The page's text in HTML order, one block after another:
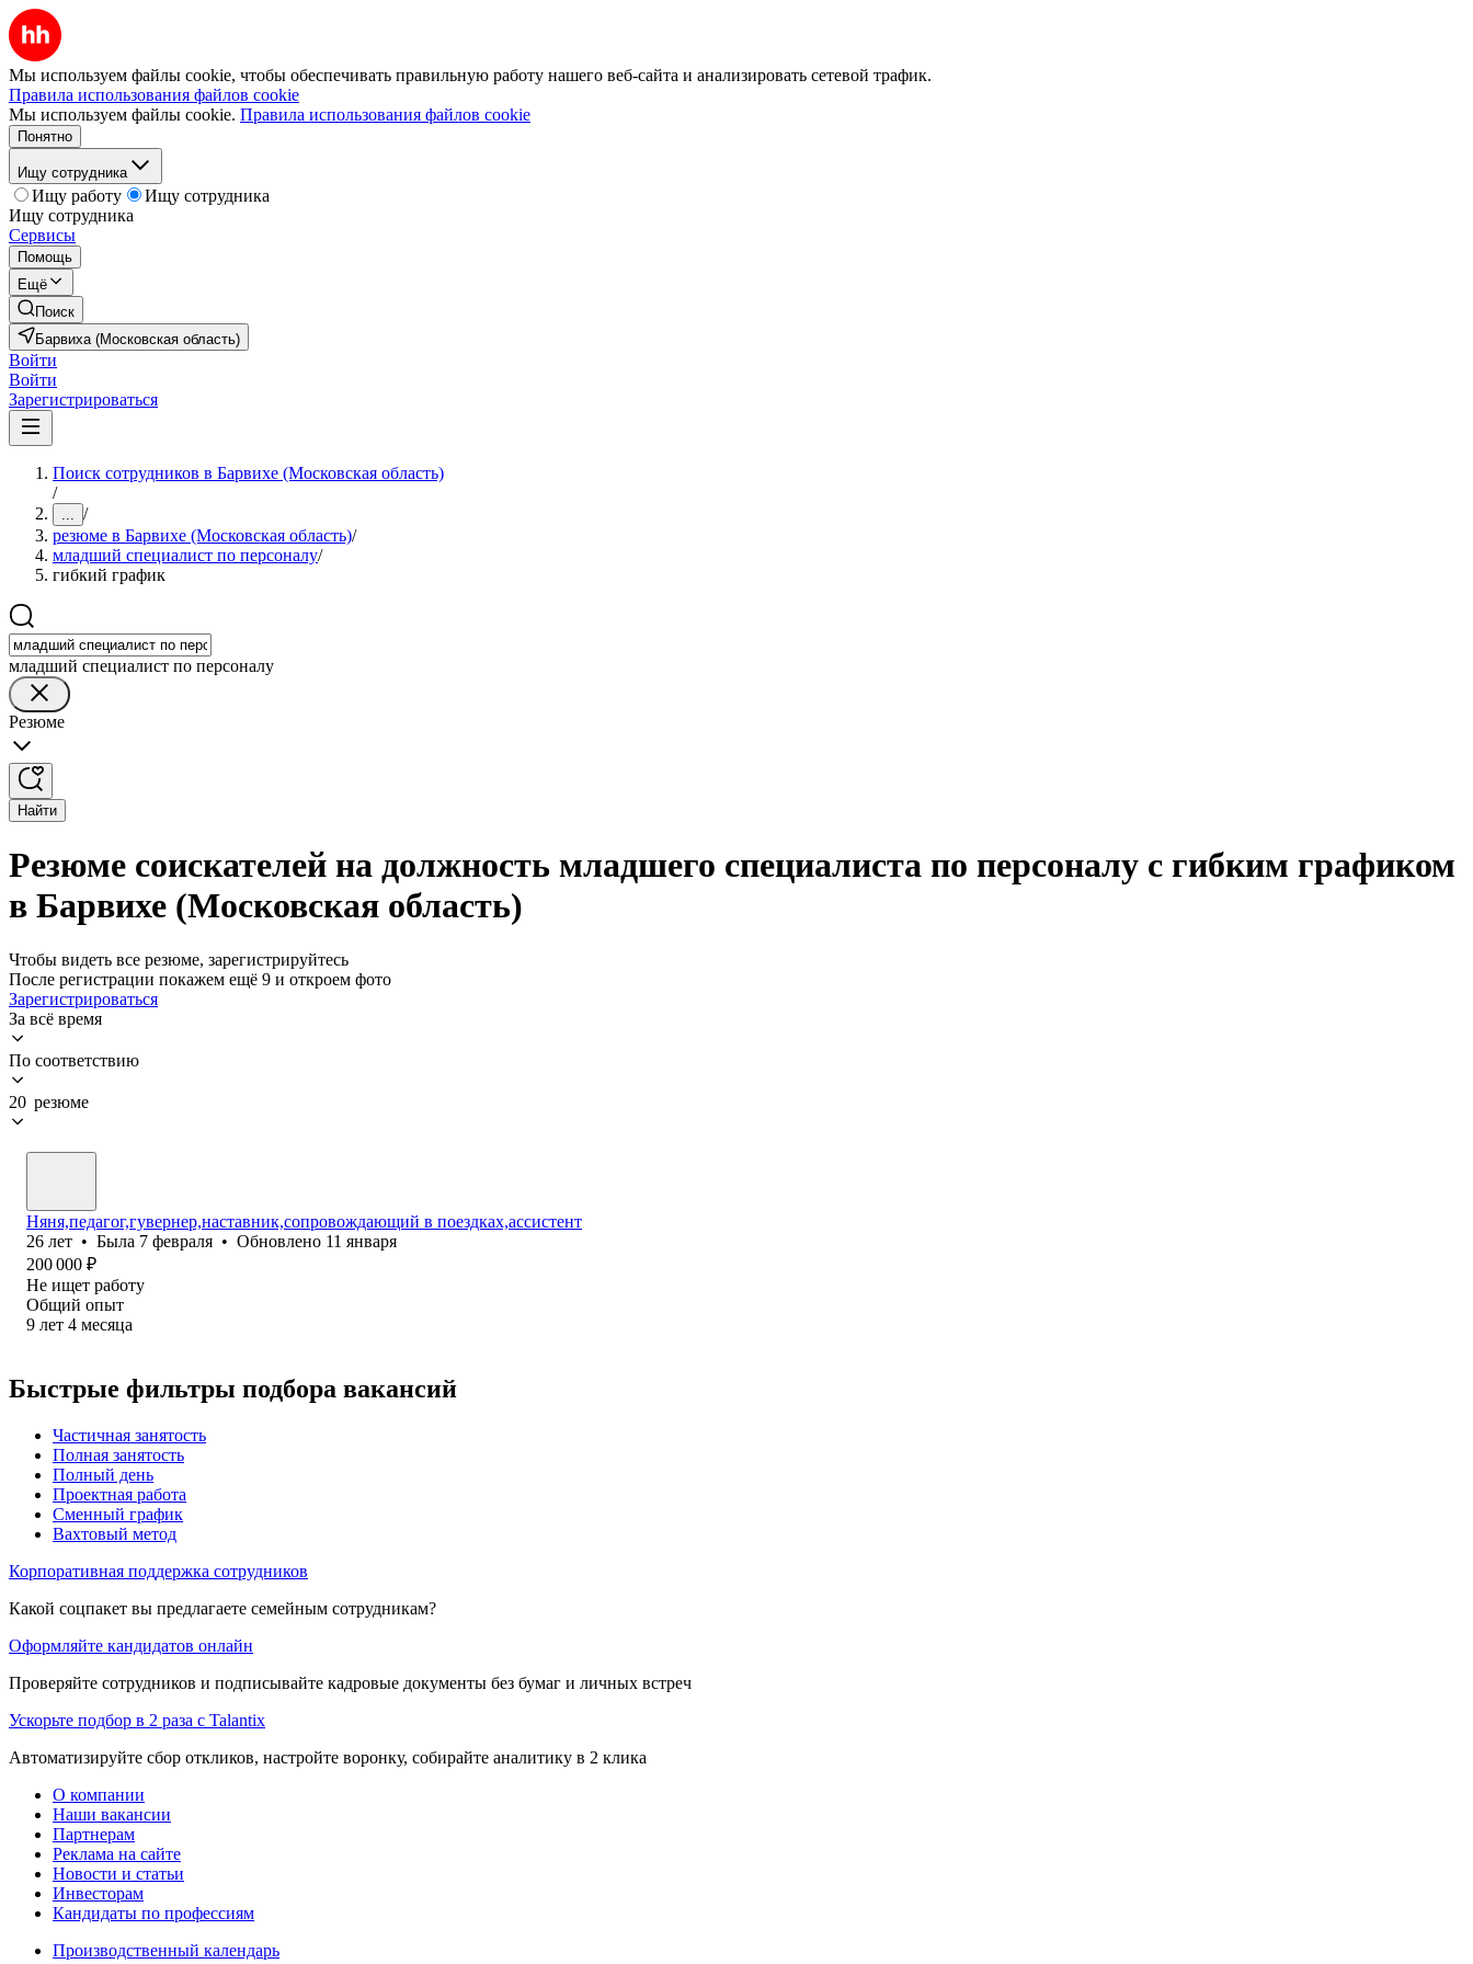
Мы используем файлы cookie, чтобы обеспечивать правильную работу нашего веб-сайта и анализировать сетевой трафик.
Правила использования файлов cookie
Мы используем файлы cookie. Правила использования файлов cookie
Понятно
Ищу сотрудника
Ищу работу
Ищу сотрудника
Ищу сотрудника
Сервисы
Помощь
Ещё
Поиск
Барвиха (Московская область)
Войти
Войти
Зарегистрироваться
Поиск сотрудников в Барвихе (Московская область)
/
... /
резюме в Барвихе (Московская область)/
младший специалист по персоналу/
гибкий график
младший специалист по персоналу
Резюме
Найти
Резюме соискателей на должность младшего специалиста по персоналу с гибким графиком
в Барвихе (Московская область)
Чтобы видеть все резюме, зарегистрируйтесь
После регистрации покажем ещё 9 и откроем фото
Зарегистрироваться
За всё время
По соответствию
20 резюме
Няня,педагог,гувернер,наставник,сопровождающий в поездках,ассистент
26 лет • Была 7 февраля • Обновлено 11 января
200 000 ₽
Не ищет работу
Общий опыт
9 лет 4 месяца
Быстрые фильтры подбора вакансий
Частичная занятость
Полная занятость
Полный день
Проектная работа
Сменный график
Вахтовый метод
Корпоративная поддержка сотрудников
Какой соцпакет вы предлагаете семейным сотрудникам?
Оформляйте кандидатов онлайн
Проверяйте сотрудников и подписывайте кадровые документы без бумаг и личных встреч
Ускорьте подбор в 2 раза с Talantix
Автоматизируйте сбор откликов, настройте воронку, собирайте аналитику в 2 клика
О компании
Наши вакансии
Партнерам
Реклама на сайте
Новости и статьи
Инвесторам
Кандидаты по профессиям
Производственный календарь